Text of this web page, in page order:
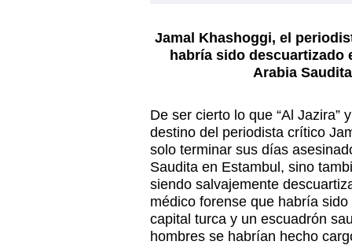
Jamal Khashoggi, el
habría sido descuartizado
Arabia
De ser cierto lo que “Al Jazira”
destino del periodista crítico
solo terminar sus días
Saudita en Estambul, sino
siendo salvajemente
médico forense que habría
capital turca y un escuadrón
hombres se habrían hecho